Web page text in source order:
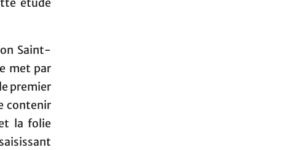
étude
Saint-
met par
premier
contenir
la folie